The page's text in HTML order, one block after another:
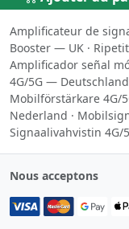
Amplificateur de
Booster — UK ·
Amplificador señal
4G/5G — Deutschland
Mobilförstärkare 4G/
Nederland ·
Signaalivahvistin 4G/
Nous acceptons